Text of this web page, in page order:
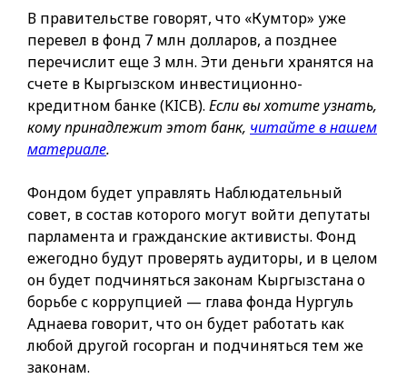
В правительстве говорят, что «Кумтор» уже
перевел в фонд 7 млн долларов, а позднее
перечислит еще 3 млн. Эти деньги хранятся на
счете в Кыргызском инвестиционно-
кредитном банке (KICB). Если вы хотите узнать,
кому принадлежит этот банк, читайте в нашем
материале.
Фондом будет управлять Наблюдательный
совет, в состав которого могут войти депутаты
парламента и гражданские активисты. Фонд
ежегодно будут проверять аудиторы, и в целом
он будет подчиняться законам Кыргызстана о
борьбе с коррупцией — глава фонда Нургуль
Аднаева говорит, что он будет работать как
любой другой госорган и подчиняться тем же
законам.